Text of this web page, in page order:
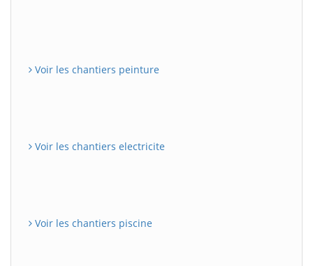
Voir les chantiers peinture
Voir les chantiers electricite
Voir les chantiers piscine